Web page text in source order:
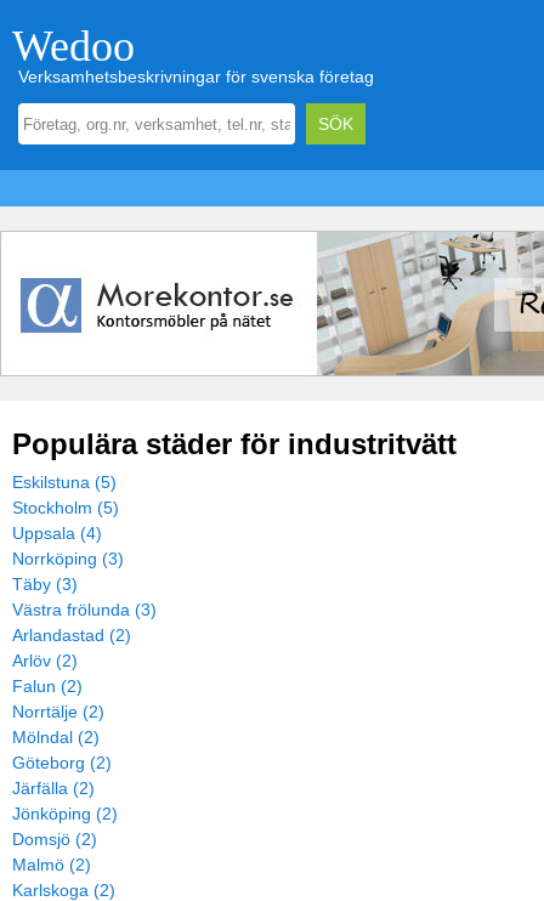
Wedoo
Verksamhetsbeskrivningar för svenska företag
Populära städer för industritvätt
Eskilstuna (5)
Stockholm (5)
Uppsala (4)
Norrköping (3)
Täby (3)
Västra frölunda (3)
Arlandastad (2)
Arlöv (2)
Falun (2)
Norrtälje (2)
Mölndal (2)
Göteborg (2)
Järfälla (2)
Jönköping (2)
Domsjö (2)
Malmö (2)
Karlskoga (2)